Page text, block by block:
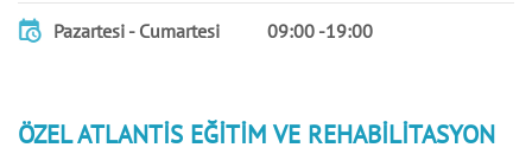
Pazartesi - Cumartesi 09:00 -19:00
ÖZEL ATLANTİS EĞİTİM VE REHABİLİTASYON